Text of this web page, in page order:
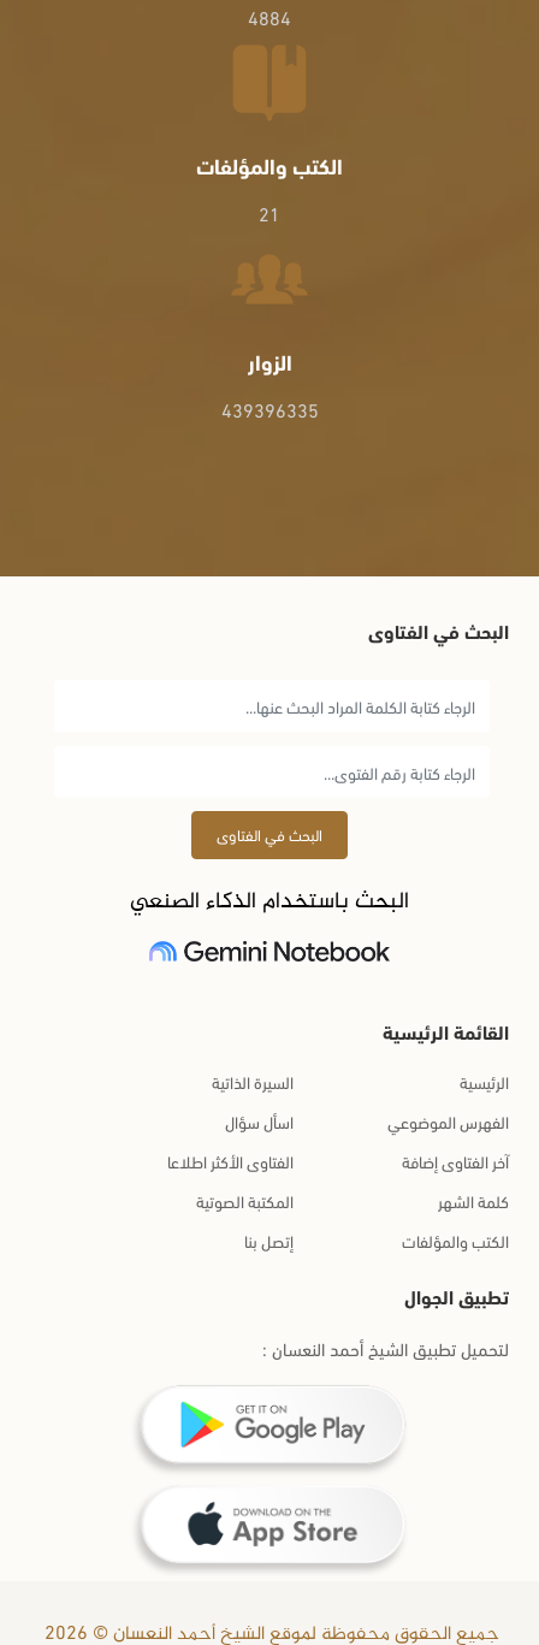
4884
الكتب والمؤلفات
21
الزوار
439396335
البحث في الفتاوى
البحث في الفتاوى
البحث باستخدام الذكاء الصنعي
القائمة الرئيسية
الرئيسية
السيرة الذاتية
الفهرس الموضوعي
اسأل سؤال
آخر الفتاوى إضافة
الفتاوى الأكثر اطلاعا
كلمة الشهر
المكتبة الصوتية
الكتب والمؤلفات
إتصل بنا
تطبيق الجوال
لتحميل تطبيق الشيخ أحمد النعسان :
جميع الحقوق محفوظة لموقع الشيخ أحمد النعسان © 2026